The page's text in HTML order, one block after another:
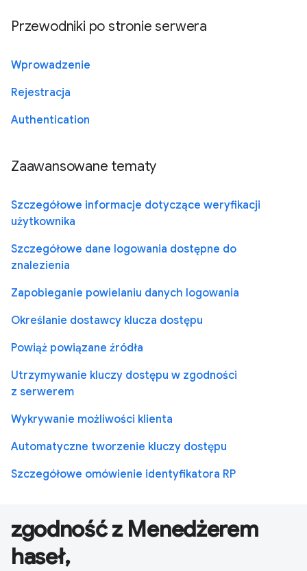
Przewodniki po stronie serwera
Wprowadzenie
Rejestracja
Authentication
Zaawansowane tematy
Szczegółowe informacje dotyczące weryfikacji
użytkownika
Szczegółowe dane logowania dostępne do
znalezienia
Zapobieganie powielaniu danych logowania
Określanie dostawcy klucza dostępu
Powiąż powiązane źródła
Utrzymywanie kluczy dostępu w zgodności
z serwerem
Wykrywanie możliwości klienta
Automatyczne tworzenie kluczy dostępu
Szczegółowe omówienie identyfikatora RP
zgodność z Menedżerem
haseł,